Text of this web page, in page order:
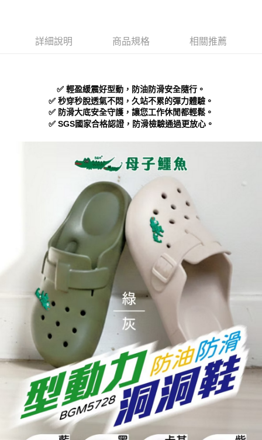
※ 請注意：結帳手續完成當下不需立刻繳費，但若您需要取消訂單，請聯絡
客戶支援中心」 https://netprotections.freshdesk.com/support/home
【注意事項】
１．透過由恩沛科技股份有限公司提供之「AFTEE先享後付」服務完成之交
２．關於個人資料處理事宜，請瀏覽以下網址：
https://aftee.tw/terms/#terms3
３．未成年的使用者請事先徵得法定代理人或監護人之同意方可使用
「AFTEE先享後付」，若未經同意申辦者引起之損失，本公司不負相關責
４．使用「AFTEE先享後付」時，將依據個別帳號之用戶狀況，依本公司即
時審查核予不同之上限額度；若仍有額度不足之情形，本公司將視審查結果
請求用戶進行身份認證。
５．嚴禁一人註冊多個帳號或使用他人資訊註冊。若發現惡意使用之情形，
恩沛科技股份有限公司將有權停止該用戶之使用額度並採取法律行動。
每筆NT$70，滿NT$999(含以上)免運費
新竹物流宅配
每筆NT$90，滿NT$999(含以上)免運費
詳細說明 商品規格 相關推薦
✅ 輕盈緩震好型動，防油防滑安全隨行。
✅ 秒穿秒脫透氣不悶，久站不累的彈力體驗。
✅ 防滑大底安全守護，讓您工作休閒都輕鬆。
✅ SGS國家合格認證，防滑檢驗通過更放心。